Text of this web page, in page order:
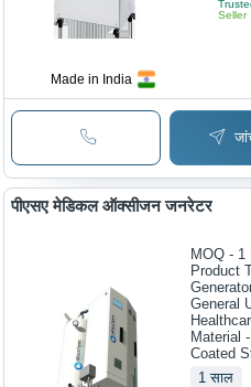
Made in India
Seller
पीएसए मेडिकल ऑक्सीजन जनरेटर
MOQ - 1
Product
General
Material
Coated
1 साल